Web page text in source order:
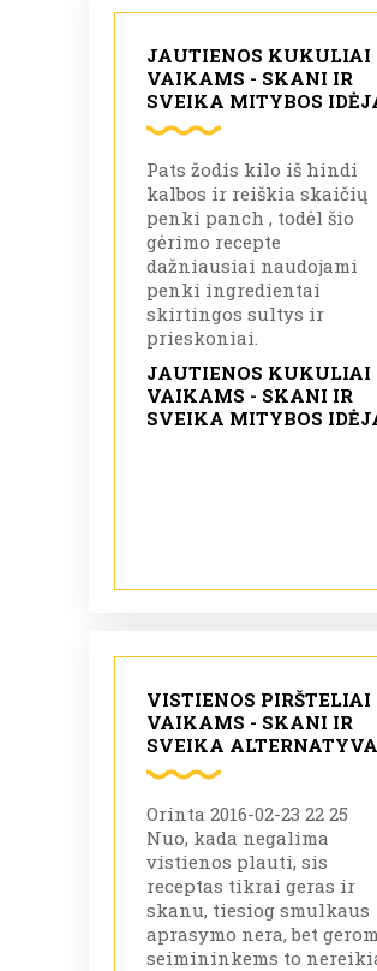
JAUTIENOS KUKULIAI
VAIKAMS - SKANI IR
SVEIKA MITYBOS
Pats žodis kilo iš hindi
kalbos ir reiškia skaičių
penki panch , todėl šio
gėrimo recepte
dažniausiai naudojami
penki ingredientai
skirtingos sultys ir
prieskoniai.
JAUTIENOS KUKULIAI
VAIKAMS - SKANI IR
SVEIKA MITYBOS
VISTIENOS PIRŠTELIAI
VAIKAMS - SKANI IR
SVEIKA ALTERNATYVA
Orinta 2016-02-23 22 25
Nuo, kada negalima
vistienos plauti, sis
receptas tikrai geras ir
skanu, tiesiog smulkaus
aprasymo nera, bet
seimininkems to